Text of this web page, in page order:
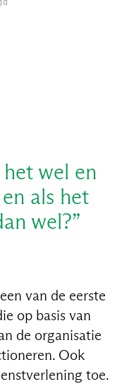
wel en
als het
wel?”
van de eerste
op basis van
de organisatie
Ook
toe.